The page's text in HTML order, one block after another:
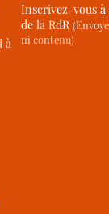
à
Inscrivez-vous
de la RdR
ni contenu)